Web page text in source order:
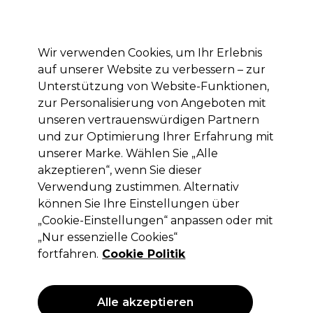
Anmelden
Marken Deals Haare Elektrogeräte Saloneinrichtung
Lieferung und Lieferzeiten
– mehr erfahren
Haare Haarverlängerungen und Perücken Synthetische
Synthetische
Filters
ANGEBOT ANGEBOT
Wir verwenden Cookies, um Ihr Erlebnis
auf unserer Website zu verbessern – zur
Unterstützung von Website-Funktionen,
zur Personalisierung von Angeboten mit
unseren vertrauenswürdigen Partnern
und zur Optimierung Ihrer Erfahrung mit
unserer Marke. Wählen Sie „Alle
akzeptieren“, wenn Sie dieser
Verwendung zustimmen. Alternativ
können Sie Ihre Einstellungen über
„Cookie-Einstellungen“ anpassen oder mit
„Nur essenzielle Cookies“
fortfahren. Cookie Politik
Alle akzeptieren